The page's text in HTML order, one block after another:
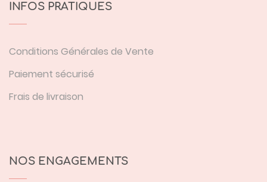
INFOS PRATIQUES
Conditions Générales de Vente
Paiement sécurisé
Frais de livraison
NOS ENGAGEMENTS